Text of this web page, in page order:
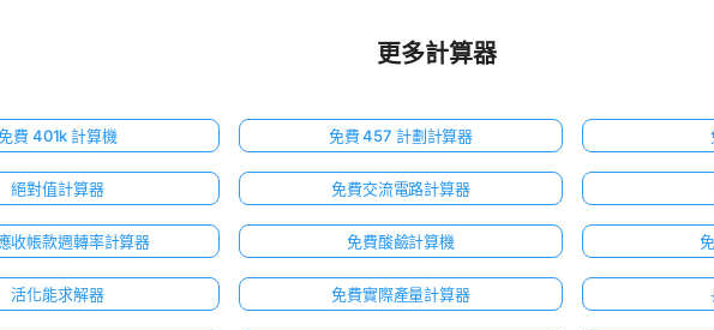
更多計算器
費 401k 計算機 免費 457 計劃計算器
絕對值計算器 免費交流電路計算器
收帳款週轉率計算器 免費酸鹼計算機
活化能求解器 免費實際產量計算器